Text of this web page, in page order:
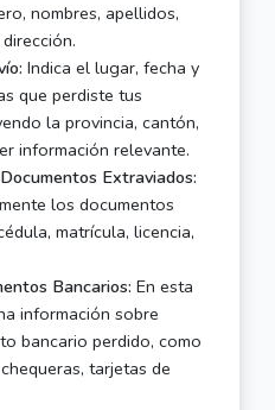
nombres, apellidos,
Indica el lugar, fecha y
que perdiste tus
la provincia, cantón,
información relevante.
Extraviados:
los documentos
matrícula, licencia,
Bancarios: En esta
información sobre
bancario perdido, como
tarjetas de